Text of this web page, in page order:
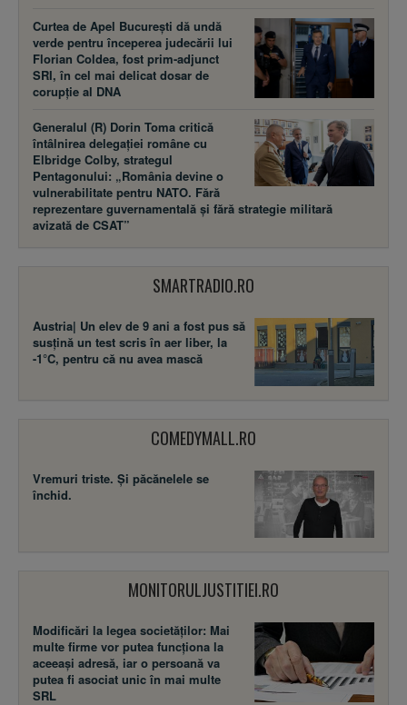
Curtea de Apel București dă undă
verde pentru începerea judecării lui
Florian Coldea, fost prim-adjunct
SRI, în cel mai delicat dosar de
corupție al DNA
Generalul (R) Dorin Toma critică
întâlnirea delegației române cu
Elbridge Colby, strategul
Pentagonului: „România devine o
vulnerabilitate pentru NATO. Fără
reprezentare guvernamentală și fără strategie militară
avizată de CSAT”
SMARTRADIO.RO
Austria| Un elev de 9 ani a fost pus să
susţină un test scris în aer liber, la
-1°C, pentru că nu avea mască
COMEDYMALL.RO
Vremuri triste. Şi păcănelele se
închid.
MONITORULJUSTITIEI.RO
Modificări la legea societăţilor: Mai
multe firme vor putea funcţiona la
aceeaşi adresă, iar o persoană va
putea fi asociat unic în mai multe
SRL